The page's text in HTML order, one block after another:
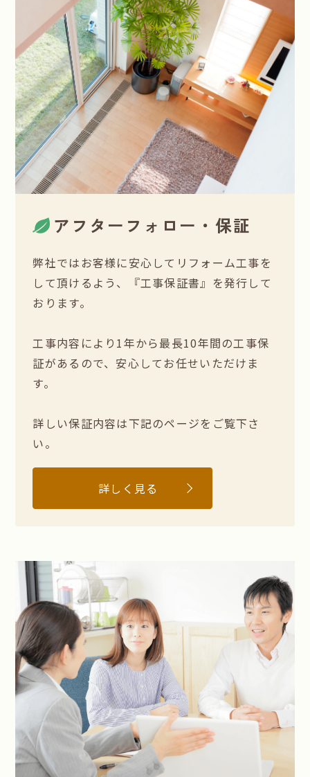
アフターフォロー・保証
弊社ではお客様に安心してリフォーム工事を
して頂けるよう、『工事保証書』を発行して
おります。
工事内容により1年から最長10年間の工事保
証があるので、安心してお任せいただけま
す。
詳しい保証内容は下記のページをご覧下さ
い。
詳しく見る